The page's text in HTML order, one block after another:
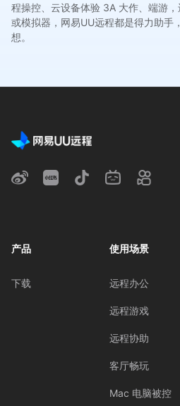
程操控、云设备体验 3A 大作、端游
或模拟器，网易UU远程都是得力助手
想。
产品
下载
使用场景
远程办公
远程游戏
远程协助
客厅畅玩
Mac 电脑被控